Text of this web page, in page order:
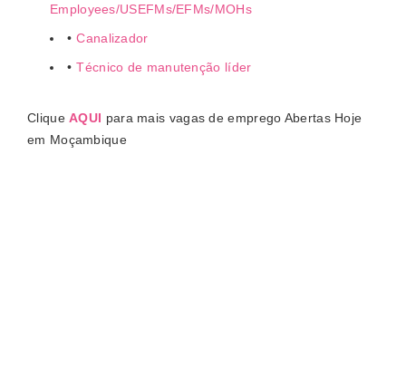
Employees/USEFMs/EFMs/MOHs
Canalizador
Técnico de manutenção líder
CliqueAQUI para mais vagas de emprego Abertas Hoje
em Moçambique